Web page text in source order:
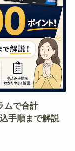
ムで合計
手順まで解説